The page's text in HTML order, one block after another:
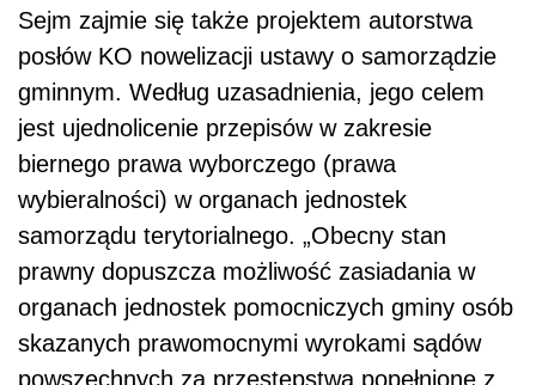
Sejm zajmie się także projektem autorstwa
posłów KO nowelizacji ustawy o samorządzie
gminnym. Według uzasadnienia, jego celem
jest ujednolicenie przepisów w zakresie
biernego prawa wyborczego (prawa
wybieralności) w organach jednostek
samorządu terytorialnego. „Obecny stan
prawny dopuszcza możliwość zasiadania w
organach jednostek pomocniczych gminy osób
skazanych prawomocnymi wyrokami sądów
powszechnych za przestępstwa popełnione z